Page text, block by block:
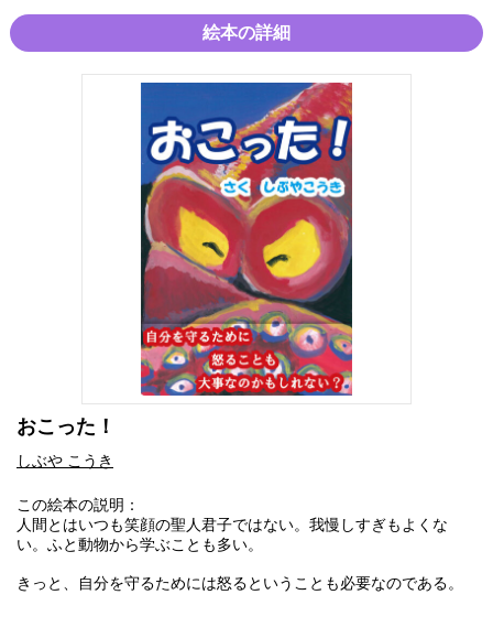
絵本の詳細
おこった！
しぶや こうき
この絵本の説明：
人間とはいつも笑顔の聖人君子ではない。我慢しすぎもよくな
い。ふと動物から学ぶことも多い。
きっと、自分を守るためには怒るということも必要なのである。